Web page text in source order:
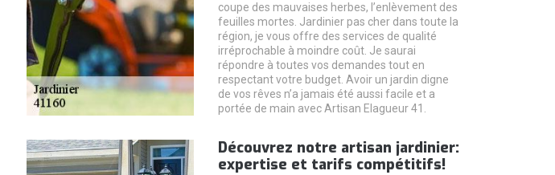
coupe des mauvaises herbes, l’enlèvement des
feuilles mortes. Jardinier pas cher dans toute la
région, je vous offre des services de qualité
irréprochable à moindre coût. Je saurai
répondre à toutes vos demandes tout en
respectant votre budget. Avoir un jardin digne
de vos rêves n’a jamais été aussi facile et a
portée de main avec Artisan Elagueur 41.
Découvrez notre artisan jardinier:
expertise et tarifs compétitifs!